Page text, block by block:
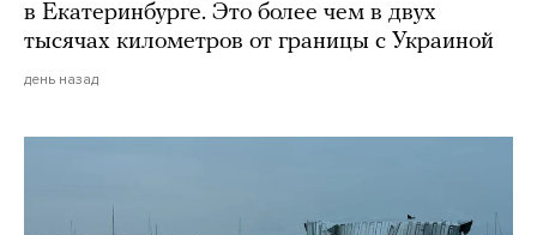
в Екатеринбурге. Это более чем в двух
тысячах километров от границы с Украиной
день назад